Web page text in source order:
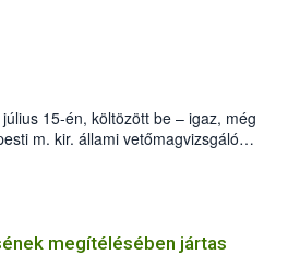
15-én, költözött be – igaz, még
m. kir. állami vetőmagvizsgáló
15. szám alatti, Czigler Győző által
megítélésében jártas